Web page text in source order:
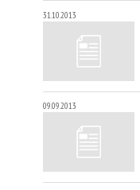
31.10.2013
09.09.2013